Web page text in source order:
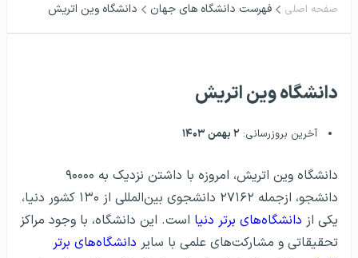
صفحه اصلی فهرست دانشگاه‌ های جهان دانشگاه وین اتریش
دانشگاه وین اتریش
آخرین بروزرسانی: ۲ بهمن ۱۴۰۳
دانشگاه وین اتریش، امروزه با داشتن نزدیک به ۹۰۰۰۰
دانشجو، ازجمله ۲۷۱۶۲ دانشجوی بین‌المللی از ۱۳۰ کشور دنیا،
یکی از دانشگاه‌های برتر دنیا است. این دانشگاه، با وجود مراکز
تحقیقاتی و مشارکت‌های علمی با سایر دانشگاه‌های برتر